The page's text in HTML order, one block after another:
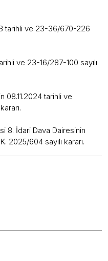
tarihli ve 23-36/670-226
ve 23-16/287-100 sayılı
08.11.2024 tarihli ve
8. İdari Dava Dairesinin
2025/604 sayılı kararı.